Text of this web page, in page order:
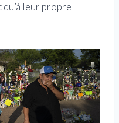
leur propre